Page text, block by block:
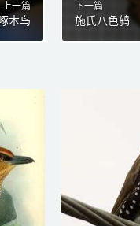
上一篇
木鸟
下一篇
施氏八色鸫